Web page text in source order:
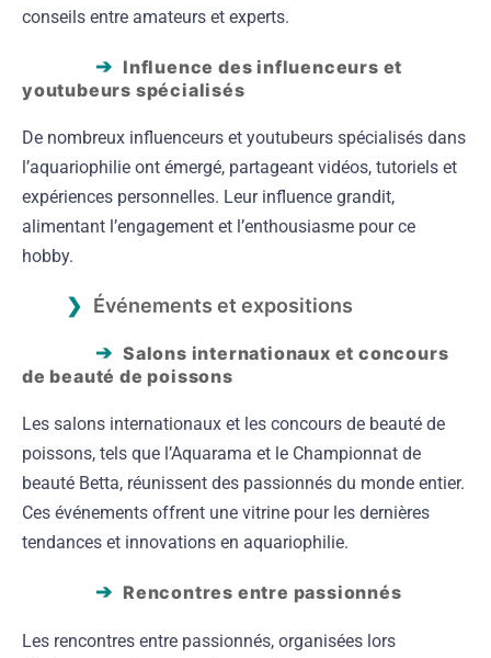
conseils entre amateurs et experts.
Influence des influenceurs et
youtubeurs spécialisés
De nombreux influenceurs et youtubeurs spécialisés dans
l’aquariophilie ont émergé, partageant vidéos, tutoriels et
expériences personnelles. Leur influence grandit,
alimentant l’engagement et l’enthousiasme pour ce
hobby.
Événements et expositions
Salons internationaux et concours
de beauté de poissons
Les salons internationaux et les concours de beauté de
poissons, tels que l’Aquarama et le Championnat de
beauté Betta, réunissent des passionnés du monde entier.
Ces événements offrent une vitrine pour les dernières
tendances et innovations en aquariophilie.
Rencontres entre passionnés
Les rencontres entre passionnés, organisées lors